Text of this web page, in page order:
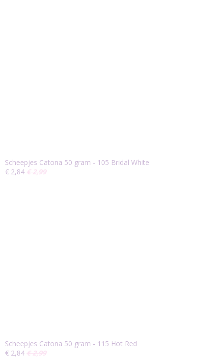
Scheepjes Catona 50 gram - 105 Bridal White
€ 2,84 € 2,99
Scheepjes Catona 50 gram - 115 Hot Red
€ 2,84 € 2,99